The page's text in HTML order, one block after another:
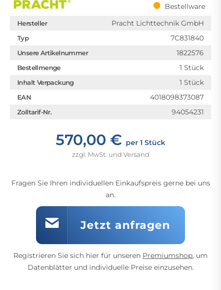
Bestellware
Hersteller Pracht Lichttechnik GmbH
Typ 7C831840
Unsere Artikelnummer 1822576
Bestellmenge 1 Stück
Inhalt Verpackung 1 Stück
EAN 4018098373087
Zolltarif-Nr. 94054231
570,00 € per 1 Stück
zzgl. MwSt. und Versand
Fragen Sie Ihren individuellen Einkaufspreis gerne bei uns
an.
Jetzt anfragen
Registrieren Sie sich hier für unseren Premiumshop, um
Datenblätter und individuelle Preise einzusehen.